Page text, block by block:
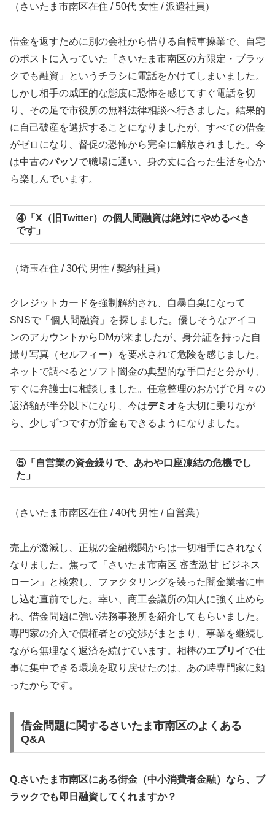
（さいたま市南区在住 / 50代 女性 / 派遣社員）
借金を返すために別の会社から借りる自転車操業で、自宅
のポストに入っていた「さいたま市南区の方限定・ブラッ
クでも融資」というチラシに電話をかけてしまいました。
しかし相手の威圧的な態度に恐怖を感じてすぐ電話を切
り、その足で市役所の無料法律相談へ行きました。結果的
に自己破産を選択することになりましたが、すべての借金
がゼロになり、督促の恐怖から完全に解放されました。今
は中古のパッソで職場に通い、身の丈に合った生活を心か
ら楽しんでいます。
④「X（旧Twitter）の個人間融資は絶対にやめるべき
です」
（埼玉在住 / 30代 男性 / 契約社員）
クレジットカードを強制解約され、自暴自棄になって
SNSで「個人間融資」を探しました。優しそうなアイコ
ンのアカウントからDMが来ましたが、身分証を持った自
撮り写真（セルフィー）を要求されて危険を感じました。
ネットで調べるとソフト闇金の典型的な手口だと分かり、
すぐに弁護士に相談しました。任意整理のおかげで月々の
返済額が半分以下になり、今はデミオを大切に乗りなが
ら、少しずつですが貯金もできるようになりました。
⑤「自営業の資金繰りで、あわや口座凍結の危機でし
た」
（さいたま市南区在住 / 40代 男性 / 自営業）
売上が激減し、正規の金融機関からは一切相手にされなく
なりました。焦って「さいたま市南区 審査激甘 ビジネス
ローン」と検索し、ファクタリングを装った闇金業者に申
し込む直前でした。幸い、商工会議所の知人に強く止めら
れ、借金問題に強い法務事務所を紹介してもらいました。
専門家の介入で債権者との交渉がまとまり、事業を継続し
ながら無理なく返済を続けています。相棒のエブリイで仕
事に集中できる環境を取り戻せたのは、あの時専門家に頼
ったからです。
借金問題に関するさいたま市南区のよくある
Q&A
Q.さいたま市南区にある街金（中小消費者金融）なら、ブ
ラックでも即日融資してくれますか？